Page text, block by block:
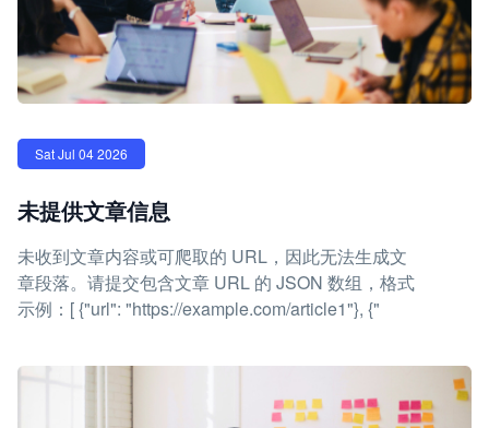
Sat Jul 04 2026
未提供文章信息
未收到文章内容或可爬取的 URL，因此无法生成文
章段落。请提交包含文章 URL 的 JSON 数组，格式
示例：[ {"url": "https://example.com/article1"}, {"